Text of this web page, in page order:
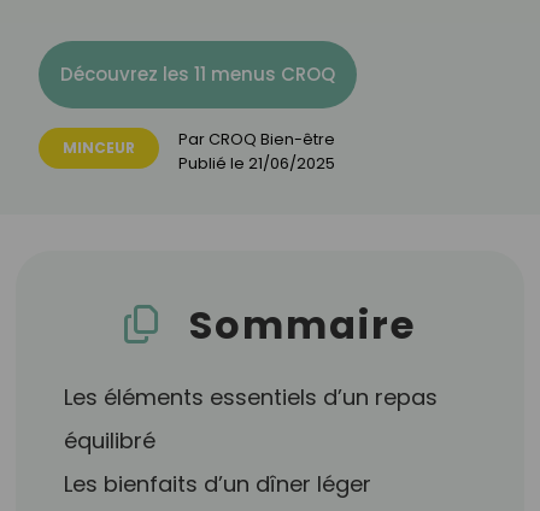
Découvrez les 11 menus CROQ
MINCEUR Par CROQ Bien-être
Publié le 21/06/2025
Sommaire
Les éléments essentiels d’un repas
équilibré
Les bienfaits d’un dîner léger